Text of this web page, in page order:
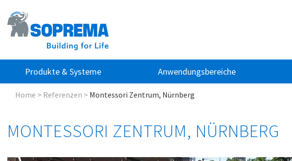
Produkte & Systeme Anwendungsbereiche
Home > Referenzen > Montessori Zentrum, Nürnberg
MONTESSORI ZENTRUM, NÜRNBERG